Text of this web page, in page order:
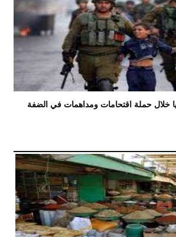
15 فلسطينيا خلال حملة اقتحامات ومداهمات في الضفة